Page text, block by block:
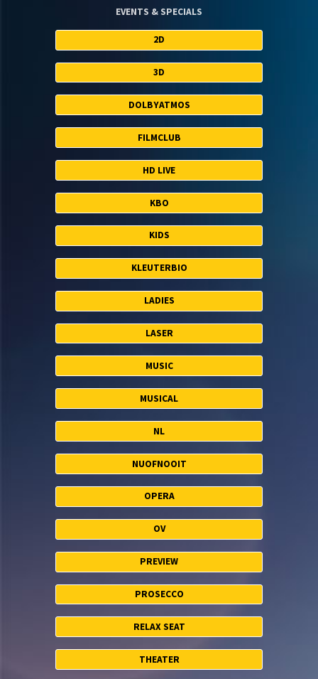
EVENTS & SPECIALS
2D
3D
DOLBYATMOS
FILMCLUB
HD LIVE
KBO
KIDS
KLEUTERBIO
LADIES
LASER
MUSIC
MUSICAL
NL
NUOFNOOIT
OPERA
OV
PREVIEW
PROSECCO
RELAX SEAT
THEATER